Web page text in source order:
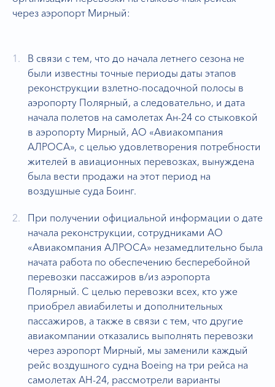
через аэропорт Мирный:
В связи с тем, что до начала летнего сезона не
были известны точные периоды даты этапов
реконструкции взлетно-посадочной полосы в
аэропорту Полярный, а следовательно, и дата
начала полетов на самолетах Ан-24 со стыковкой
в аэропорту Мирный, АО «Авиакомпания
АЛРОСА», с целью удовлетворения потребности
жителей в авиационных перевозках, вынуждена
была вести продажи на этот период на
воздушные суда Боинг.
При получении официальной информации о дате
начала реконструкции, сотрудниками АО
«Авиакомпания АЛРОСА» незамедлительно была
начата работа по обеспечению бесперебойной
перевозки пассажиров в/из аэропорта
Полярный. С целью перевозки всех, кто уже
приобрел авиабилеты и дополнительных
пассажиров, а также в связи с тем, что другие
авиакомпании отказались выполнять перевозки
через аэропорт Мирный, мы заменили каждый
рейс воздушного судна Boeing на три рейса на
самолетах АН-24, рассмотрели варианты